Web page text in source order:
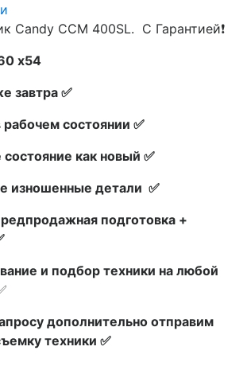
Candy CCM 400SL. С Гарантией❗
x54
завтра ✅
состоянии ✅
как новый ✅
изношенные детали ✅
подготовка +
и подбор техники на любой
дополнительно отправим
техники ✅